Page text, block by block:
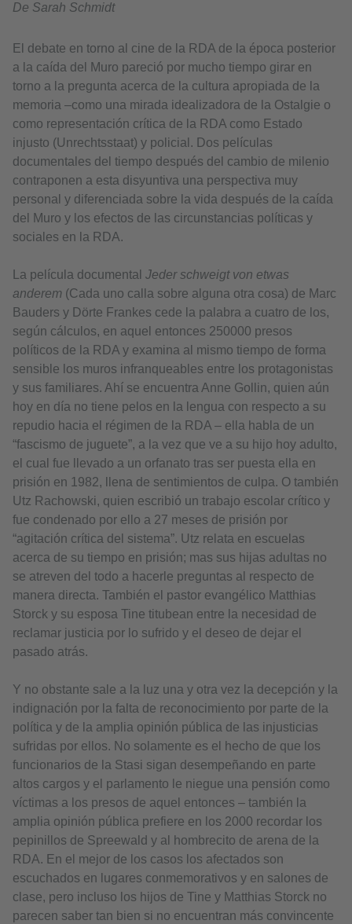
De Sarah Schmidt
El debate en torno al cine de la RDA de la época posterior
a la caída del Muro pareció por mucho tiempo girar en
torno a la pregunta acerca de la cultura apropiada de la
memoria –como una mirada idealizadora de la Ostalgie o
como representación crítica de la RDA como Estado
injusto (Unrechtsstaat) y policial. Dos películas
documentales del tiempo después del cambio de milenio
contraponen a esta disyuntiva una perspectiva muy
personal y diferenciada sobre la vida después de la caída
del Muro y los efectos de las circunstancias políticas y
sociales en la RDA.
La película documental Jeder schweigt von etwas
anderem (Cada uno calla sobre alguna otra cosa) de Marc
Bauders y Dörte Frankes cede la palabra a cuatro de los,
según cálculos, en aquel entonces 250000 presos
políticos de la RDA y examina al mismo tiempo de forma
sensible los muros infranqueables entre los protagonistas
y sus familiares. Ahí se encuentra Anne Gollin, quien aún
hoy en día no tiene pelos en la lengua con respecto a su
repudio hacia el régimen de la RDA – ella habla de un
“fascismo de juguete”, a la vez que ve a su hijo hoy adulto,
el cual fue llevado a un orfanato tras ser puesta ella en
prisión en 1982, llena de sentimientos de culpa. O también
Utz Rachowski, quien escribió un trabajo escolar crítico y
fue condenado por ello a 27 meses de prisión por
“agitación crítica del sistema”. Utz relata en escuelas
acerca de su tiempo en prisión; mas sus hijas adultas no
se atreven del todo a hacerle preguntas al respecto de
manera directa. También el pastor evangélico Matthias
Storck y su esposa Tine titubean entre la necesidad de
reclamar justicia por lo sufrido y el deseo de dejar el
pasado atrás.
Y no obstante sale a la luz una y otra vez la decepción y la
indignación por la falta de reconocimiento por parte de la
política y de la amplia opinión pública de las injusticias
sufridas por ellos. No solamente es el hecho de que los
funcionarios de la Stasi sigan desempeñando en parte
altos cargos y el parlamento le niegue una pensión como
víctimas a los presos de aquel entonces – también la
amplia opinión pública prefiere en los 2000 recordar los
pepinillos de Spreewald y al hombrecito de arena de la
RDA. En el mejor de los casos los afectados son
escuchados en lugares conmemorativos y en salones de
clase, pero incluso los hijos de Tine y Matthias Storck no
parecen saber tan bien si no encuentran más convincente